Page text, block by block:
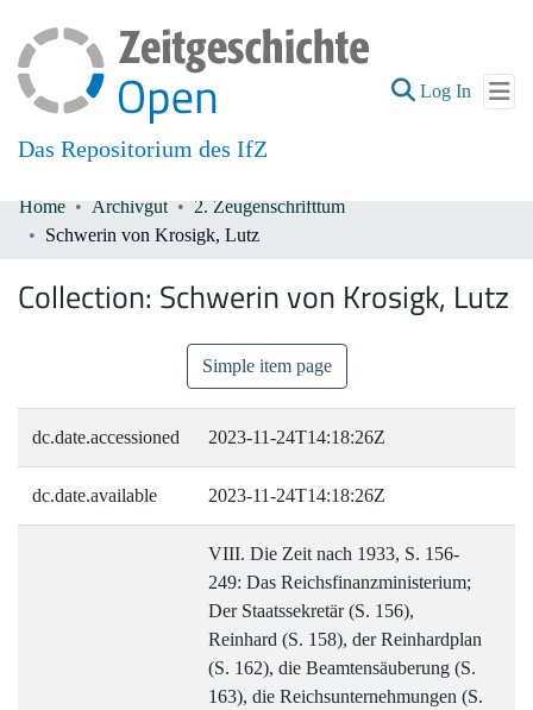
Das Repositorium des IfZ
Log In (current)
Communities & Collections
Home Archivgut
2. Zeugenschrifttum
Schwerin von Krosigk, Lutz
Collection: Schwerin von Krosigk, Lutz
Simple item page
dc.date.accessioned 2023-11-24T14:18:26Z
dc.date.available 2023-11-24T14:18:26Z
VIII. Die Zeit nach 1933, S. 156-
249: Das Reichsfinanzministerium;
Der Staatssekretär (S. 156),
Reinhard (S. 158), der Reinhardplan
(S. 162), die Beamtensäuberung (S.
163), die Reichsunternehmungen (S.